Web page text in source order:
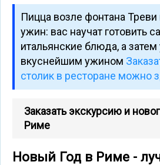
Пицца возле фонтана
ужин: вас научат готовить
итальянские блюда, а затем
вкуснейшим ужином
столик в ресторане можно
Заказать экскурсию и
Риме
Новый Год в Риме -